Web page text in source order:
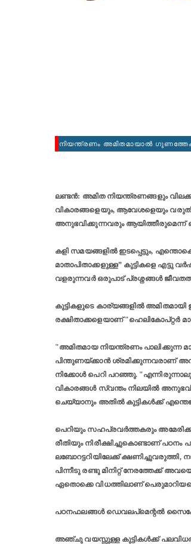
നിയന്ത്രണം അമിതമായാല്‍
ലണ്ടന്‍: അമിത നിയന്ത്രണങ്ങളും
വികാരങ്ങളെയും, ആവേശളെയും
അനുഭവിക്കുന്നവരും ആയിത്തീരുമെന്ന്
കളി സമയങ്ങളിൽ ഇടപ്പെട്ടും,
മാതാപിതാക്കളുള്ള” കുട്ടികളെ എട്ടു
വളരുന്നവർ ഒരുപാട് പ്രശ്നങ്ങൾ
കുട്ടികളുടെ കാര്യങ്ങളിൽ
രക്ഷിതാക്കളെയാണ് "ഹെലികോപ്റ്റർ
"അമിതമായ നിയന്ത്രണം പാലിക്കുന്ന
പിന്തുണയ്ക്കാൻ ശ്രമിക്കുന്നവരാണ്
നിക്കോൾ പെറി പറഞ്ഞു.
വികാരങ്ങൾ സ്വന്തം നിലയിൽ
ചെയ്യാനും അതിൽ കുട്ടികള്‍ക്ക്
പെറിയും സഹപ്രവർത്തകരും
രീതിയും നിരീക്ഷിച്ചുകൊണ്ടാണ്
ലബോറട്ടറിയിലേക്ക് ക്ഷണിച്ചുവരുത്തി,
പിന്നീടു രണ്ടു മിനിറ്റ് നേരത്തേക്ക്
ഏതൊക്കെ വിധത്തിലാണ്
പഠനഫലങ്ങൾ ഡെവലപ്മെന്റൽ
അഞ്ചു വയസ്സുള്ള കുട്ടികൾക്ക്